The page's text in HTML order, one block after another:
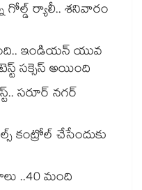
గోల్డ్ ర్యాలీ.. శనివారం
ఇండియన్ యువ
సక్సెస్ అయింది
సరూర్ నగర్
కంట్రోల్ చేసేందుకు
..40 మంది